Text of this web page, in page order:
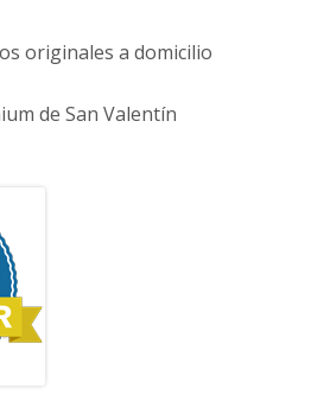
originales a domicilio
de San Valentín